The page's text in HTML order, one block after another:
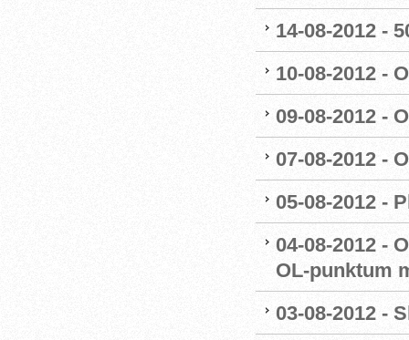
14-08-2012 -
10-08-2012 -
09-08-2012 -
07-08-2012 -
05-08-2012 -
04-08-2012 -
OL-punktum
03-08-2012 -